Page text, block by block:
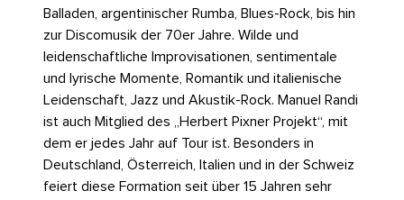
Balladen, argentinischer Rumba, Blues-Rock, bis hin
zur Discomusik der 70er Jahre. Wilde und
leidenschaftliche Improvisationen, sentimentale
und lyrische Momente, Romantik und italienische
Leidenschaft, Jazz und Akustik-Rock. Manuel Randi
ist auch Mitglied des „Herbert Pixner Projekt“, mit
dem er jedes Jahr auf Tour ist. Besonders in
Deutschland, Österreich, Italien und in der Schweiz
feiert diese Formation seit über 15 Jahren sehr